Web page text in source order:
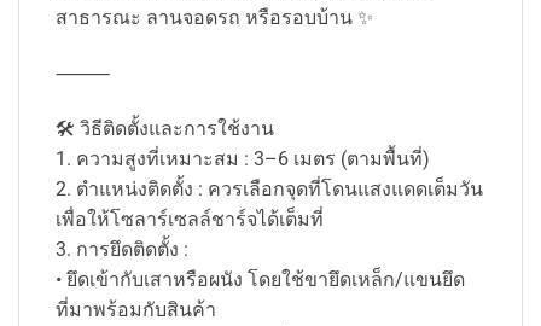
สาธารณะ ลานจอดรถ หรือรอบบ้าน ✨
⸻
🛠️ วิธีติดตั้งและการใช้งาน
1. ความสูงที่เหมาะสม : 3–6 เมตร (ตามพื้นที่)
2. ตำแหน่งติดตั้ง : ควรเลือกจุดที่โดนแสงแดดเต็มวัน
เพื่อให้โซลาร์เซลล์ชาร์จได้เต็มที่
3. การยึดติดตั้ง :
• ยึดเข้ากับเสาหรือผนัง โดยใช้ขายึดเหล็ก/แขนยึด
ที่มาพร้อมกับสินค้า